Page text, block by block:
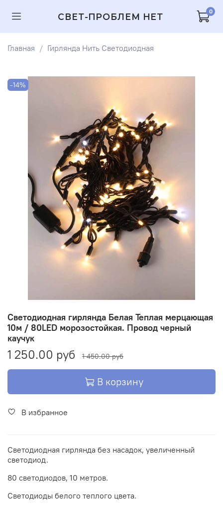
СВЕТ-ПРОБЛЕМ НЕТ 0
Главная Гирлянда Нить Светодиодная
-14%
Светодиодная гирлянда Белая Теплая мерцающая
10м / 80LED морозостойкая. Провод черный
каучук
1 250.00 руб 1 450.00 руб
В корзину
В избранное
Светодиодная гирлянда без насадок, увеличенный
светодиод.
80 светодиодов, 10 метров.
Светодиоды белого теплого цвета.